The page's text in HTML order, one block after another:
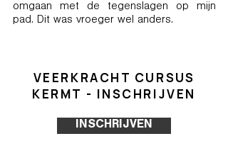
omgaan met de tegenslagen op mijn
pad. Dit was vroeger wel anders.
VEERKRACHT CURSUS
KERMT - INSCHRIJVEN
INSCHRIJVEN